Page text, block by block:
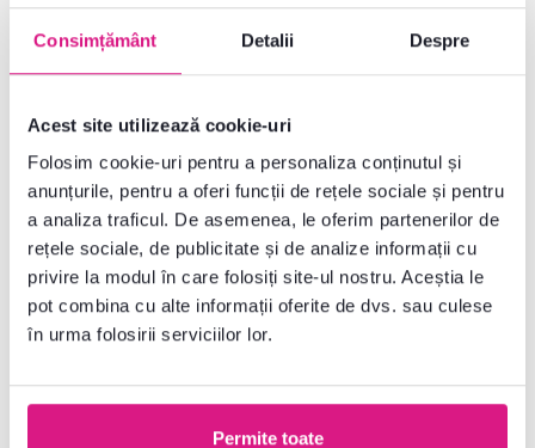
Consimțământ Detalii Despre
Acest site utilizează cookie-uri
Folosim cookie-uri pentru a personaliza conținutul și
anunțurile, pentru a oferi funcții de rețele sociale și pentru
a analiza traficul. De asemenea, le oferim partenerilor de
rețele sociale, de publicitate și de analize informații cu
privire la modul în care folosiți site-ul nostru. Aceștia le
pot combina cu alte informații oferite de dvs. sau culese
în urma folosirii serviciilor lor.
Permite toate
Livrată dezasamblată
accesorii.
Dulapuri individuale din sectoarele de bucătărie, puteţi combina între ele
cu dulapurile din sectorul de bucătărieARAKA MENZOşiSIBER.
Nr. produs : 0000393637
Parametri de bază
Dimensiuni și specificații